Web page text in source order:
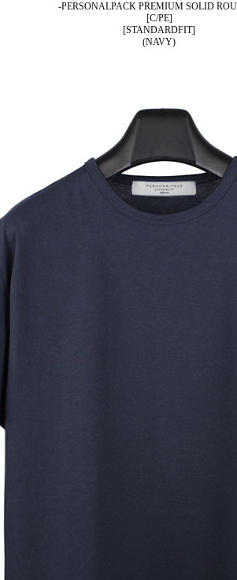
-PERSONALPACK PREMIUM SOLID
[C/PE]
[STANDARDFIT]
(NAVY)